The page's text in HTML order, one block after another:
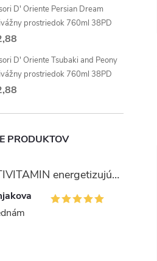
D' Oriente Persian Dream
prostriedok 760ml 38PD
D' Oriente Tsubaki and Peony
prostriedok 760ml 38PD
PRODUKTOV
Kallos MULTIVITAMIN energetizujúci šampón na vlasy 1 l